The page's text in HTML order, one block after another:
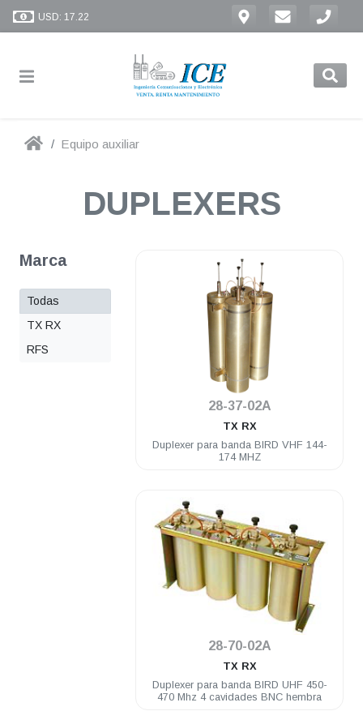
USD: 17.22
Equipo auxiliar
DUPLEXERS
Marca
Todas
TX RX
RFS
28-37-02A
TX RX
Duplexer para banda BIRD VHF 144-
174 MHZ
28-70-02A
TX RX
Duplexer para banda BIRD UHF 450-
470 Mhz 4 cavidades BNC hembra